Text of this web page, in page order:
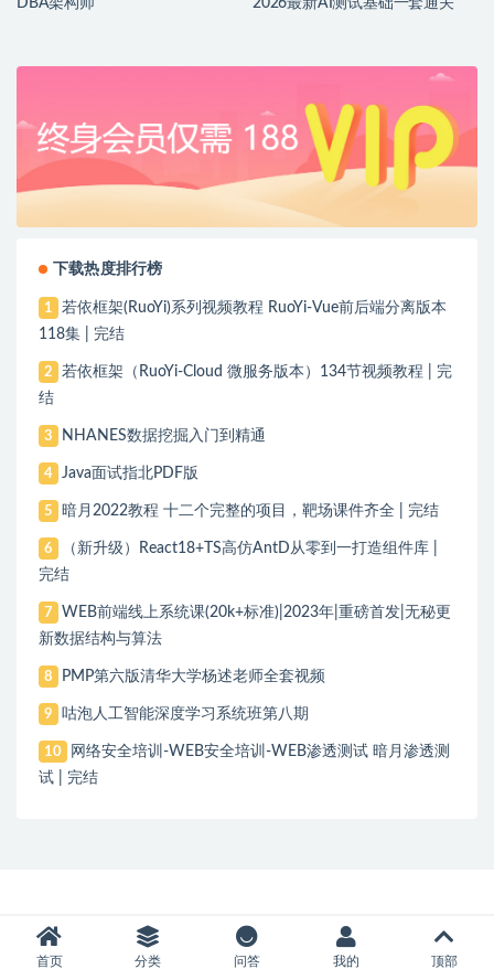
DBA架构师 2026最新AI测试基础一套通关
下载热度排行榜
1
若依框架(RuoYi)系列视频教程 RuoYi-Vue前后端分离版本
118集 | 完结
2
若依框架（RuoYi-Cloud 微服务版本）134节视频教程 | 完
结
3 NHANES数据挖掘入门到精通
4 Java面试指北PDF版
5 暗月2022教程 十二个完整的项目，靶场课件齐全 | 完结
6
（新升级）React18+TS高仿AntD从零到一打造组件库 |
完结
7
WEB前端线上系统课(20k+标准)|2023年|重磅首发|无秘更
新数据结构与算法
8 PMP第六版清华大学杨述老师全套视频
9 咕泡人工智能深度学习系统班第八期
10
网络安全培训-WEB安全培训-WEB渗透测试 暗月渗透测
试 | 完结
首页 分类 问答 我的 顶部